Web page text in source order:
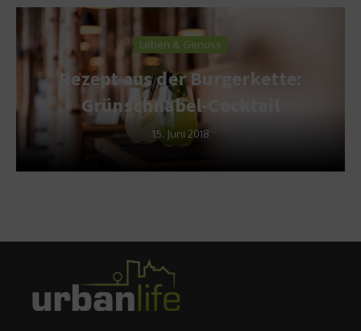
Leben & Genuss
Rezept aus der Burgerkette:
Grünschnabel-Cocktail
15. Juni 2018